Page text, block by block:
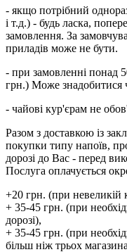
- якщо потрібний
і т.д.) - будь ласка,
замовлення. За
приладів може не бути.
- при замовленні понад
грн.) Може знадобитися
- чайові кур'єрам не
Разом з доставкою із
покупки типу напоїв,
дорозі до Вас - перед
Послуга оплачується
+20 грн. (при невеликій
+ 35-45 грн. (при
дорозі),
+ 35-45 грн. (при
більш ніж трьох